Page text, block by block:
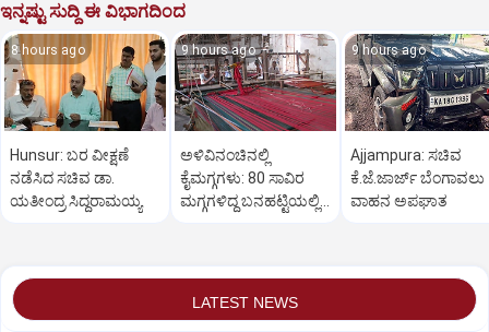
ಇನ್ನಷ್ಟು ಸುದ್ದಿ ಈ ವಿಭಾಗದಿಂದ
8 hours ago
Hunsur: ಬರ ವೀಕ್ಷಣೆ
ನಡೆಸಿದ ಸಚಿವ ಡಾ.
ಯತೀಂದ್ರ ಸಿದ್ದರಾಮಯ್ಯ
9 hours ago
ಅಳಿವಿನಂಚಿನಲ್ಲಿ
ಕೈಮಗ್ಗಗಳು: 80 ಸಾವಿರ
ಮಗ್ಗಗಳಿದ್ದ ಬನಹಟ್ಟಿಯಲ್ಲಿ
9 hours ago
Ajjampura: ಸಚಿವ
ಕೆ.ಜೆ.ಜಾರ್ಜ್ ಬೆಂಗಾವಲು
ವಾಹನ ಅಪಘಾತ
LATEST NEWS